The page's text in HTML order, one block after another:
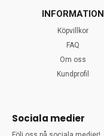
INFORMATION
Köpvillkor
FAQ
Om oss
Kundprofil
Sociala medier